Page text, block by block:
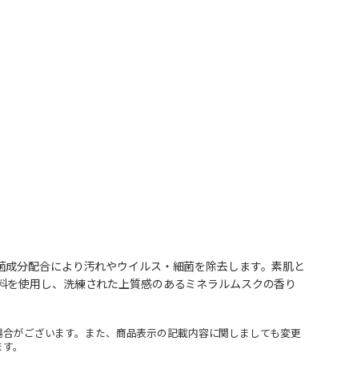
分配合により汚れやウイルス・細菌を除去します。素肌と
使用し、洗練された上質感のあるミネラルムスクの香り
がございます。また、商品表示の記載内容に関しましても変更
。